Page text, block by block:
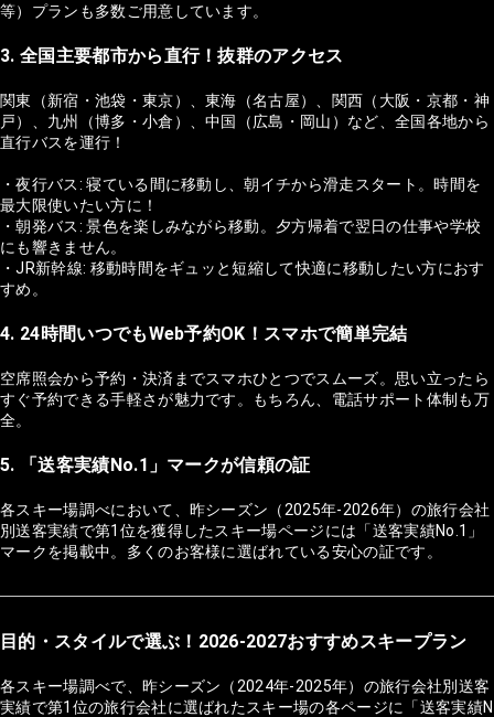
等）プランも多数ご用意しています。
3. 全国主要都市から直行！抜群のアクセス
関東（新宿・池袋・東京）、東海（名古屋）、関西（大阪・京都・神
戸）、九州（博多・小倉）、中国（広島・岡山）など、全国各地から
直行バスを運行！
・夜行バス: 寝ている間に移動し、朝イチから滑走スタート。時間を
最大限使いたい方に！
・朝発バス: 景色を楽しみながら移動。夕方帰着で翌日の仕事や学校
にも響きません。
・JR新幹線: 移動時間をギュッと短縮して快適に移動したい方におす
すめ。
4. 24時間いつでもWeb予約OK！スマホで簡単完結
空席照会から予約・決済までスマホひとつでスムーズ。思い立ったら
すぐ予約できる手軽さが魅力です。もちろん、電話サポート体制も万
全。
5. 「送客実績No.1」マークが信頼の証
各スキー場調べにおいて、昨シーズン（2025年-2026年）の旅行会社
別送客実績で第1位を獲得したスキー場ページには「送客実績No.1」
マークを掲載中。多くのお客様に選ばれている安心の証です。
目的・スタイルで選ぶ！2026-2027おすすめスキープラン
各スキー場調べで、昨シーズン（2024年-2025年）の旅行会社別送客
実績で第1位の旅行会社に選ばれたスキー場の各ページに「送客実績N